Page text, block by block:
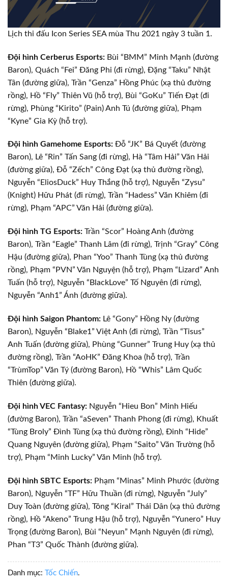
Lịch thi đấu Icon Series SEA mùa Thu 2021 ngày 3 tuần 1.
Đội hình Cerberus Esports: Bùi “BMM” Minh Mạnh (đường
Baron), Quách “Fei” Đăng Phi (đi rừng), Đặng “Taku” Nhật
Tân (đường giữa), Trần “Genza” Hồng Phúc (xạ thủ đường
rồng), Hồ “Fly” Thiên Vũ (hỗ trợ), Bùi “GoKu” Tiến Đạt (đi
rừng), Phùng “Kirito” (Pain) Anh Tú (đường giữa), Phạm
“Kyne” Gia Kỳ (hỗ trợ).
Đội hình Gamehome Esports: Đỗ “JK” Bá Quyết (đường
Baron), Lê “Rin” Tấn Sang (đi rừng), Hà “Tâm Hải” Văn Hải
(đường giữa), Đỗ “Zếch” Công Đạt (xạ thủ đường rồng),
Nguyễn “EliosDuck” Huy Thắng (hỗ trợ), Nguyễn “Zysu”
(Knight) Hữu Phát (đi rừng), Trần “Hadess” Văn Khiêm (đi
rừng), Phạm “APC” Văn Hải (đường giữa).
Đội hình TG Esports: Trần “Scor” Hoàng Anh (đường
Baron), Trần “Eagle” Thanh Lâm (đi rừng), Trịnh “Gray” Công
Hậu (đường giữa), Phan “Yoo” Thanh Tùng (xạ thủ đường
rồng), Phạm “PVN” Văn Nguyện (hỗ trợ), Phạm “Lizard” Anh
Tuấn (hỗ trợ), Nguyễn “BlackLove” Tố Nguyên (đi rừng),
Nguyễn “Anh1” Ánh (đường giữa).
Đội hình Saigon Phantom: Lê “Gony” Hồng Ny (đường
Baron), Nguyễn “Blake1” Việt Anh (đi rừng), Trần “Tisus”
Anh Tuấn (đường giữa), Phùng “Gunner” Trung Huy (xạ thủ
đường rồng), Trần “AoHK” Đăng Khoa (hỗ trợ), Trần
“TrùmTop” Văn Tý (đường Baron), Hồ “Whis” Lâm Quốc
Thiên (đường giữa).
Đội hình VEC Fantasy: Nguyễn “Hieu Bon” Minh Hiếu
(đường Baron), Trần “aSeven” Thanh Phong (đi rừng), Khuất
“Tùng Broly” Đình Tùng (xạ thủ đường rồng), Đinh “Hide”
Quang Nguyên (đường giữa), Phạm “Saito” Văn Trường (hỗ
trợ), Phạm “Minh Lucky” Văn Minh (hỗ trợ).
Đội hình SBTC Esports: Phạm “Minas” Minh Phước (đường
Baron), Nguyễn “TF” Hữu Thuần (đi rừng), Nguyễn “July”
Duy Toàn (đường giữa), Tông “Kiral” Thái Dân (xạ thủ đường
rồng), Hồ “Akeno” Trung Hậu (hỗ trợ), Nguyễn “Yunero” Huy
Trọng (đường Baron), Bùi “Neyun” Mạnh Nguyên (đi rừng),
Phan “T3” Quốc Thành (đường giữa).
Danh mục: Tốc Chiến.